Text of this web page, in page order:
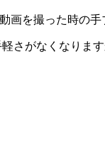
画を撮った時の手
さがなくなります